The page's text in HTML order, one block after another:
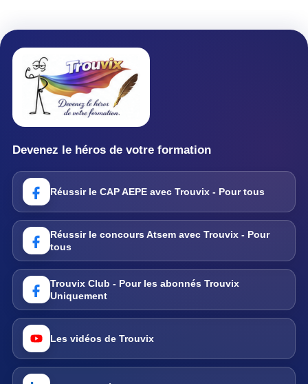
Devenez le héros de votre formation
Réussir le CAP AEPE avec Trouvix - Pour tous
Réussir le concours Atsem avec Trouvix - Pour
tous
Trouvix Club - Pour les abonnés Trouvix
Uniquement
Les vidéos de Trouvix